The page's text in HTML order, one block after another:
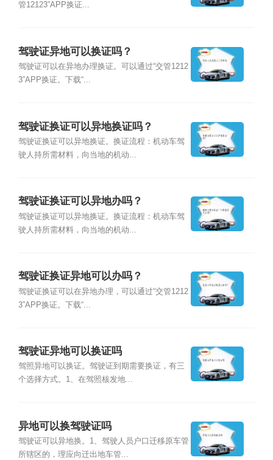
管12123”APP换证...
驾驶证异地可以换证吗？
驾驶证可以在异地办理换证。可以通过“交管1212
3”APP换证。下载“...
驾驶证换证可以异地换证吗？
驾驶证换证可以异地换证。换证流程：机动车驾
驶人持所需材料，向当地的机动...
驾驶证换证可以异地办吗？
驾驶证换证可以异地换证。换证流程：机动车驾
驶人持所需材料，向当地的机动...
驾驶证换证异地可以办吗？
驾驶证换证可以在异地办理，可以通过“交管1212
3”APP换证。下载“...
驾驶证异地可以换证吗
驾照异地可以换证。驾驶证到期需要换证，有三
个选择方式。1、在驾照核发地...
异地可以换驾驶证吗
驾驶证可以异地换。1、驾驶人员户口迁移原车管
所辖区的，理应向迁出地车管...